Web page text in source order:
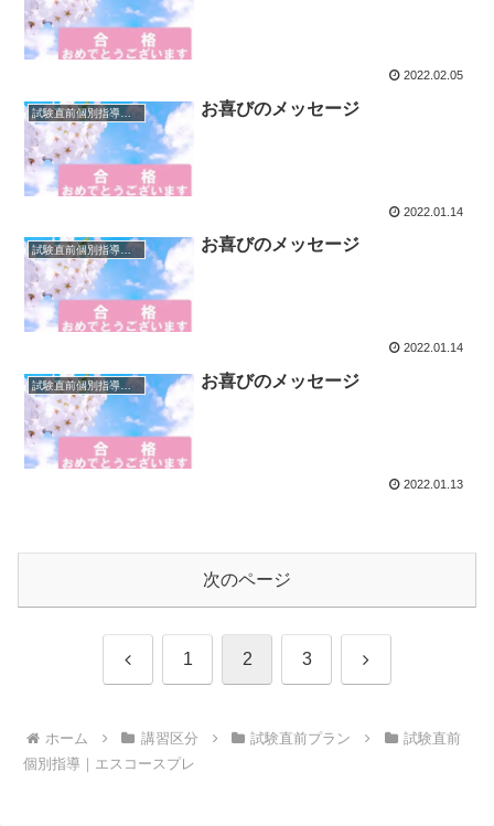
2022.02.05
試験直前個別指導｜エスコースプレ お喜びのメッセージ
2022.01.14
試験直前個別指導｜エスコースプレ お喜びのメッセージ
2022.01.14
試験直前個別指導｜エスコースプレ お喜びのメッセージ
2022.01.13
次のページ
前 1 2 3 次
ホーム 講習区分 試験直前プラン
試験直前
個別指導｜エスコースプレ